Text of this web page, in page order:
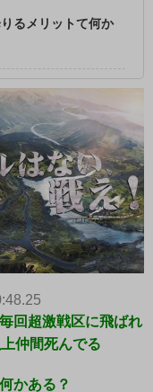
るメリットて何か
回超激戦区に飛ばれ
仲間死んでる
かある？